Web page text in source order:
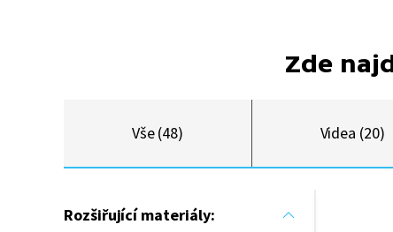
Zde
Vše (48) Videa (20)
Rozšiřující materiály: